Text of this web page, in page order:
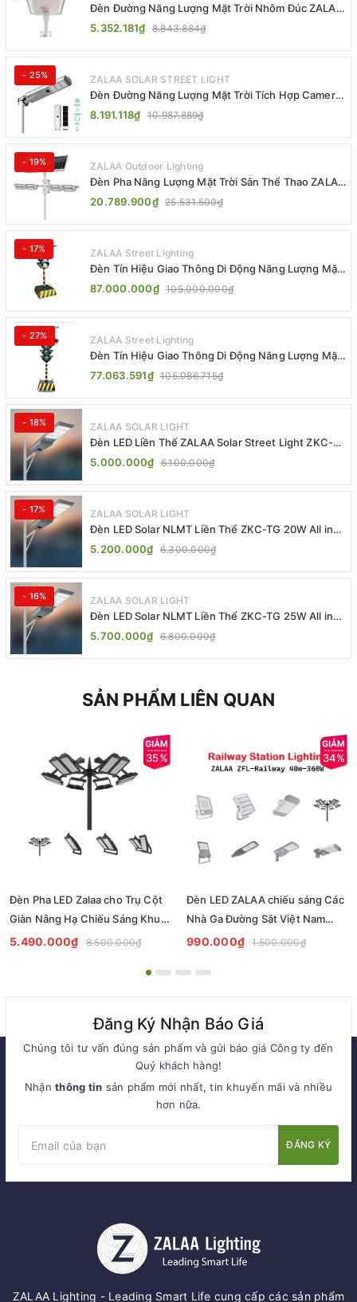
Đèn Đường Năng Lượng Mặt Trời Nhôm Đúc ZALAA
ZL-BWH Cao Cấp IP65
5.352.181₫ 8.843.884₫
- 25% ZALAA SOLAR STREET LIGHT
Đèn Đường Năng Lượng Mặt Trời Tích Hợp Camera
ZALAA ZL-BJ04-CCTV (80W, IP65)
8.191.118₫ 10.987.889₫
- 19% ZALAA Outdoor Lighting
Đèn Pha Năng Lượng Mặt Trời Sân Thể Thao ZALAA
Jsc Chống Nước IP65 Cao Cấp
20.789.900₫ 25.531.500₫
- 17% ZALAA Street Lighting
Đèn Tín Hiệu Giao Thông Di Động Năng Lượng Mặt
Trời ZALAA ZL-300A-D
87.000.000₫ 105.000.000₫
- 27% ZALAA Street Lighting
Đèn Tín Hiệu Giao Thông Di Động Năng Lượng Mặt
Trời ZALAA ZL-409300C
77.063.591₫ 105.086.715₫
- 18% ZALAA SOLAR LIGHT
Đèn LED Liền Thể ZALAA Solar Street Light ZKC-
TG 20W 25W 30W All In One
5.000.000₫ 6.100.000₫
- 17% ZALAA SOLAR LIGHT
Đèn LED Solar NLMT Liền Thể ZKC-TG 20W All in
One | ZALAA Street Light
5.200.000₫ 6.300.000₫
- 16% ZALAA SOLAR LIGHT
Đèn LED Solar NLMT Liền Thể ZKC-TG 25W All in
One | ZALAA Street Light
5.700.000₫ 6.800.000₫
SẢN PHẨM LIÊN QUAN
35%
Đèn Pha LED Zalaa cho Trụ Cột
Giàn Nâng Hạ Chiếu Sáng Khu
Trung Tâm Bến bãi Ga Tàu
Railway 280w, 560W, 840w
5.490.000₫ 8.500.000₫
34%
Đèn LED ZALAA chiếu sáng Các
Nhà Ga Đường Sắt Việt Nam
ZFL-Railway 40w-360W Railway
990.000₫ 1.500.000₫
Đăng Ký Nhận Báo Giá
Chúng tôi tư vấn đúng sản phẩm và gửi báo giá Công ty đến
Quý khách hàng!
Nhậnthông tin sản phẩm mới nhất, tin khuyến mãi và nhiều
hơn nữa.
ĐĂNG KÝ
ZALAA Lighting - Leading Smart Life cung cấp các sản phẩm